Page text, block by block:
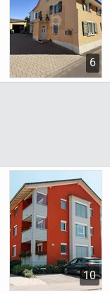
6
10